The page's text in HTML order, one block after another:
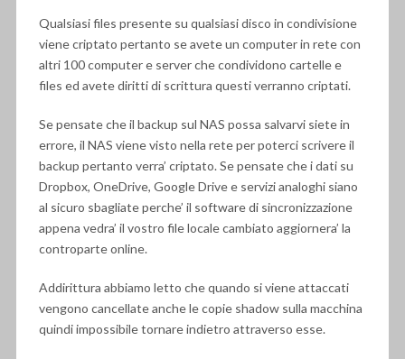
Qualsiasi files presente su qualsiasi disco in condivisione
viene criptato pertanto se avete un computer in rete con
altri 100 computer e server che condividono cartelle e
files ed avete diritti di scrittura questi verranno criptati.
Se pensate che il backup sul NAS possa salvarvi siete in
errore, il NAS viene visto nella rete per poterci scrivere il
backup pertanto verra’ criptato. Se pensate che i dati su
Dropbox, OneDrive, Google Drive e servizi analoghi siano
al sicuro sbagliate perche’ il software di sincronizzazione
appena vedra’ il vostro file locale cambiato aggiornera’ la
controparte online.
Addirittura abbiamo letto che quando si viene attaccati
vengono cancellate anche le copie shadow sulla macchina
quindi impossibile tornare indietro attraverso esse.